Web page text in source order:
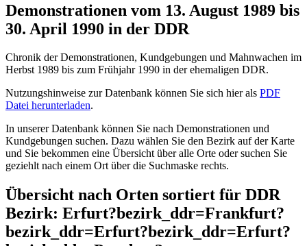
Demonstrationen vom 13. August 1989 bis
30. April 1990 in der DDR
Chronik der Demonstrationen, Kundgebungen und Mahnwachen im
Herbst 1989 bis zum Frühjahr 1990 in der ehemaligen DDR.
Nutzungshinweise zur Datenbank können Sie sich hier als PDF
Datei herunterladen.
In unserer Datenbank können Sie nach Demonstrationen und
Kundgebungen suchen. Dazu wählen Sie den Bezirk auf der Karte
und Sie bekommen eine Übersicht über alle Orte oder suchen Sie
geziehlt nach einem Ort über die Suchmaske rechts.
Übersicht nach Orten sortiert für DDR
Bezirk: Erfurt?bezirk_ddr=Frankfurt?
bezirk_ddr=Erfurt?bezirk_ddr=Erfurt?